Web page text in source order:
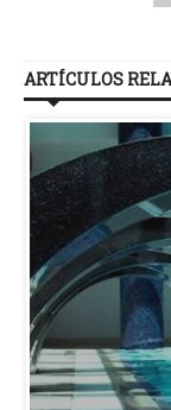
ARTÍCULOS